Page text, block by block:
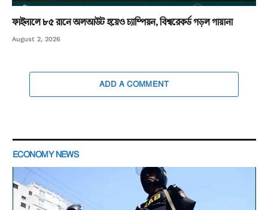
ফাইনালে ৮৫ রানে অলআউট হয়েও চ্যাম্পিয়ন, বিশ্বরেকর্ড গড়ল গায়ানা
August 2, 2026
ADD A COMMENT
ECONOMY NEWS